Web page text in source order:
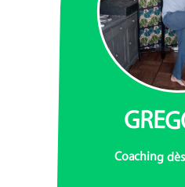
Coaching